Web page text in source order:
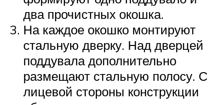
два прочистных окошка.
На каждое окошко монтируют
стальную дверку. Над дверцей
поддувала дополнительно
размещают стальную полосу. С
лицевой стороны конструкции